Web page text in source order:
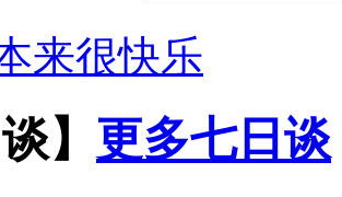
来很快乐
】 更多七日谈